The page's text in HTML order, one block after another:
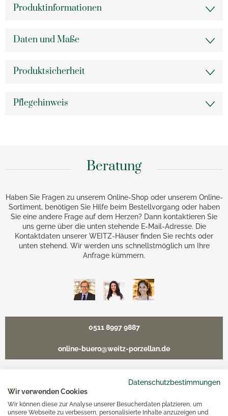
Datenschutzbestimmungen
Wir verwenden Cookies
Wir können diese zur Analyse unserer Besucherdaten platzieren, um
unsere Webseite zu verbessern, personalisierte Inhalte anzuzeigen und
Produktinformationen
Daten und Maße
Produktsicherheit
Pflegehinweis
Beratung
Haben Sie Fragen zu unserem Online-Shop oder unserem Online-
Sortiment, benötigen Sie Hilfe beim Bestellvorgang oder haben
Sie eine andere Frage auf dem Herzen? Dann kontaktieren Sie
uns gerne über die unten stehende E-Mail-Adresse. Die
Kontaktdaten unserer WEITZ-Häuser finden Sie rechts oder
unten stehend. Wir werden uns schnellstmöglich um Ihre
Anfrage kümmern.
0511 8997 9887
online-buero@weitz-porzellan.de
Unsere Häuser